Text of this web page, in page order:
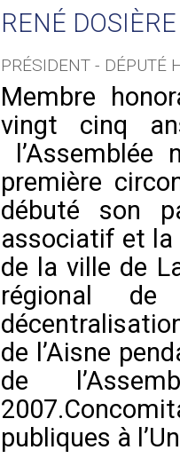
RENÉ DOSIÈRE
PRÉSIDENT - DÉPUTÉ
Membre
vingt cinq
première
débuté son
associatif et la
de la ville de
régional
de l’Aisne
de
publiques à